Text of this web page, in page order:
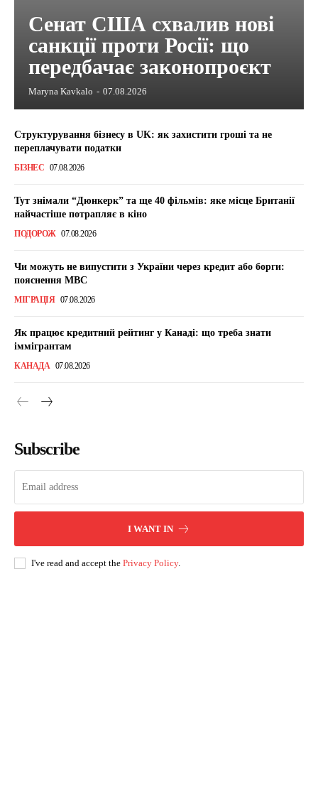
Сенат США схвалив нові
санкції проти Росії: що
передбачає законопроєкт
Maryna Kavkalo - 07.08.2026
Структурування бізнесу в UK: як захистити гроші та не
переплачувати податки
БІЗНЕС 07.08.2026
Тут знімали “Дюнкерк” та ще 40 фільмів: яке місце Британії
найчастіше потрапляє в кіно
ПОДОРОЖ 07.08.2026
Чи можуть не випустити з України через кредит або борги:
пояснення МВС
МІГРАЦІЯ 07.08.2026
Як працює кредитний рейтинг у Канаді: що треба знати
іммігрантам
КАНАДА 07.08.2026
Subscribe
I WANT IN
I've read and accept the Privacy Policy.